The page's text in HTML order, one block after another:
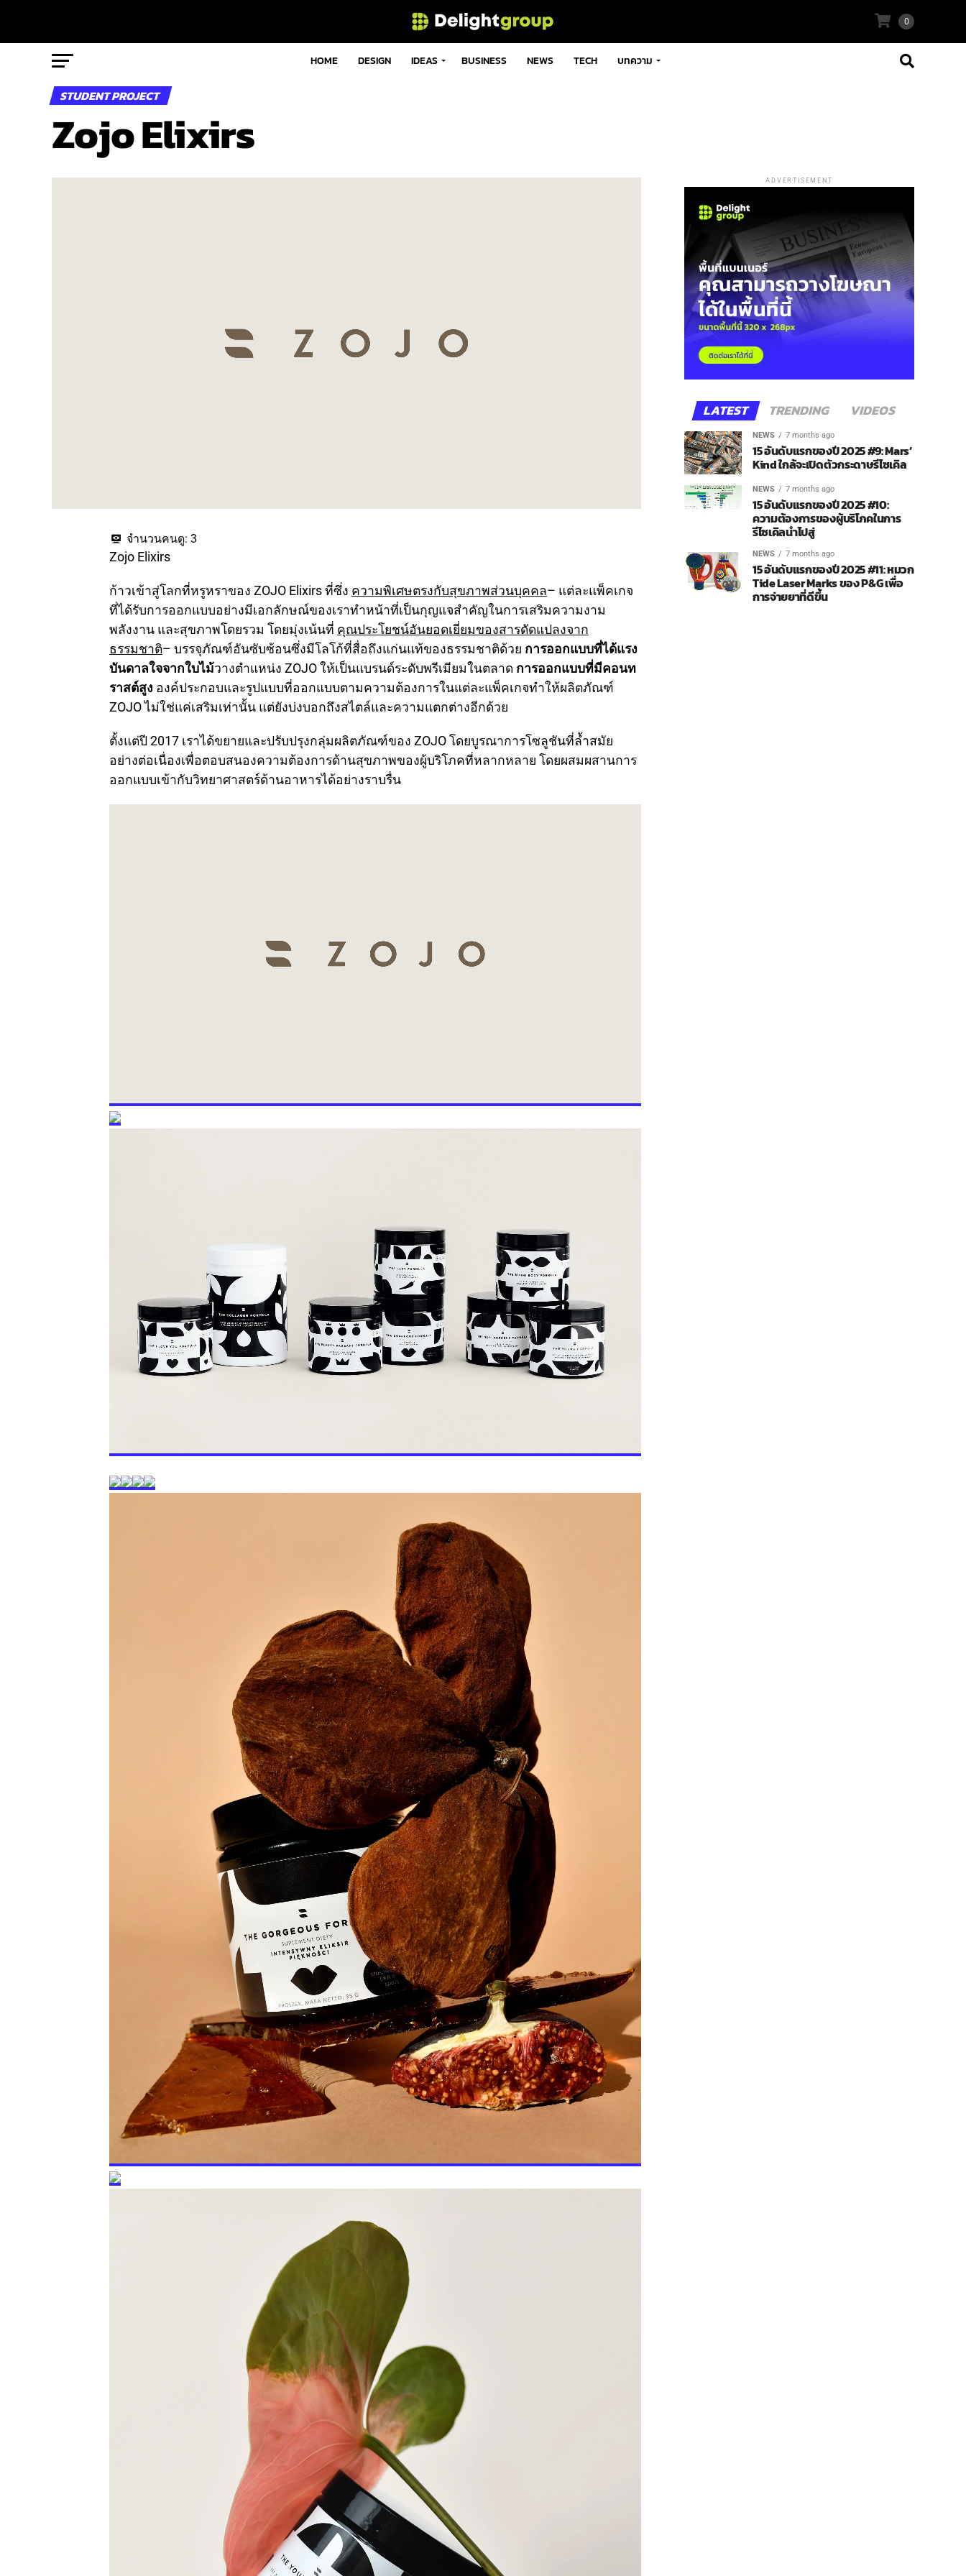
0
HOME DESIGN IDEAS BUSINESS NEWS TECH บทความ
STUDENT PROJECT
Zojo Elixirs
จำนวนคนดู: 3
Zojo Elixirs
ก้าวเข้าสู่โลกที่หรูหราของ ZOJO Elixirs ที่ซึ่ง ความพิเศษตรงกับสุขภาพส่วนบุคคล– แต่ละแพ็คเกจ
ที่ได้รับการออกแบบอย่างมีเอกลักษณ์ของเราทำหน้าที่เป็นกุญแจสำคัญในการเสริมความงาม
พลังงาน และสุขภาพโดยรวม โดยมุ่งเน้นที่ คุณประโยชน์อันยอดเยี่ยมของสารดัดแปลงจาก
ธรรมชาติ– บรรจุภัณฑ์อันซับซ้อนซึ่งมีโลโก้ที่สื่อถึงแก่นแท้ของธรรมชาติด้วย การออกแบบที่ได้แรง
บันดาลใจจากใบไม้วางตำแหน่ง ZOJO ให้เป็นแบรนด์ระดับพรีเมียมในตลาด การออกแบบที่มีคอนท
ราสต์สูง องค์ประกอบและรูปแบบที่ออกแบบตามความต้องการในแต่ละแพ็คเกจทำให้ผลิตภัณฑ์
ZOJO ไม่ใช่แค่เสริมเท่านั้น แต่ยังบ่งบอกถึงสไตล์และความแตกต่างอีกด้วย
ตั้งแต่ปี 2017 เราได้ขยายและปรับปรุงกลุ่มผลิตภัณฑ์ของ ZOJO โดยบูรณาการโซลูชันที่ล้ำสมัย
อย่างต่อเนื่องเพื่อตอบสนองความต้องการด้านสุขภาพของผู้บริโภคที่หลากหลาย โดยผสมผสานการ
ออกแบบเข้ากับวิทยาศาสตร์ด้านอาหารได้อย่างราบรื่น
ADVERTISEMENT
LATEST TRENDING VIDEOS
NEWS 7 months ago
15 อันดับแรกของปี 2025 #9: Mars’
Kind ใกล้จะเปิดตัวกระดาษรีไซเคิล
NEWS 7 months ago
15 อันดับแรกของปี 2025 #10:
ความต้องการของผู้บริโภคในการ
รีไซเคิลนำไปสู่
NEWS 7 months ago
15 อันดับแรกของปี 2025 #11: หมวก
Tide Laser Marks ของ P&G เพื่อ
การจ่ายยาที่ดีขึ้น